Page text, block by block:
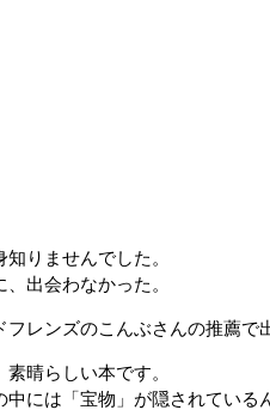
りませんでした。
出会わなかった。
レンズのこんぶさんの推薦で
晴らしい本です。
には「宝物」が隠されている